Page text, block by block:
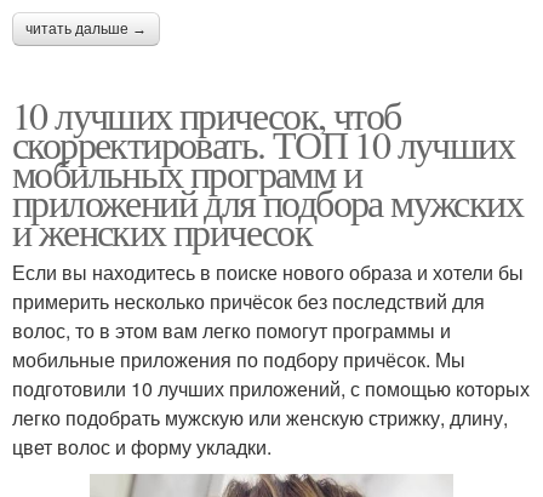
читать дальше →
10 лучших причесок, чтоб
скорректировать. ТОП 10 лучших
мобильных программ и
приложений для подбора мужских
и женских причесок
Если вы находитесь в поиске нового образа и хотели бы
примерить несколько причёсок без последствий для
волос, то в этом вам легко помогут программы и
мобильные приложения по подбору причёсок. Мы
подготовили 10 лучших приложений, с помощью которых
легко подобрать мужскую или женскую стрижку, длину,
цвет волос и форму укладки.